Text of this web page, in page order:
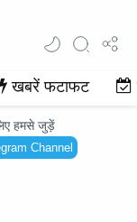
खबरें फटाफट
हमसे जुड़ें
Channel